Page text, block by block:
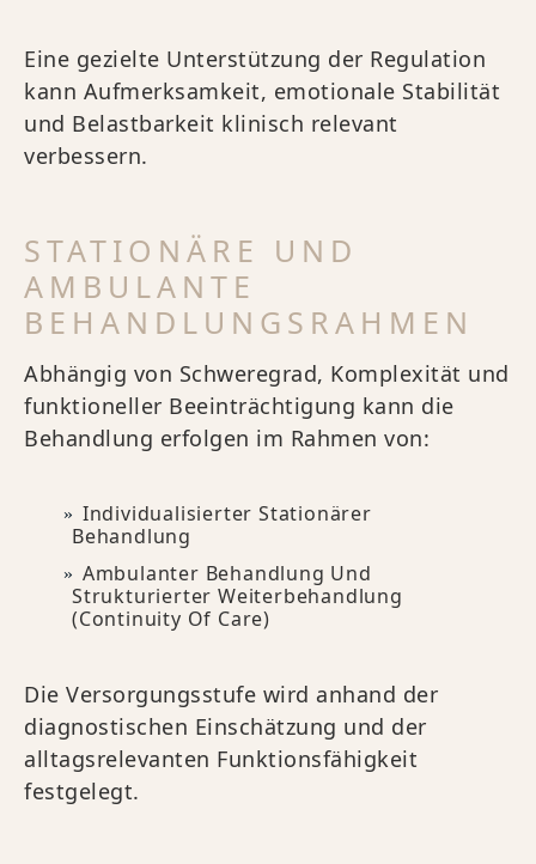
Eine gezielte Unterstützung der Regulation
kann Aufmerksamkeit, emotionale Stabilität
und Belastbarkeit klinisch relevant
verbessern.
STATIONÄRE UND
AMBULANTE
BEHANDLUNGSRAHMEN
Abhängig von Schweregrad, Komplexität und
funktioneller Beeinträchtigung kann die
Behandlung erfolgen im Rahmen von:
Individualisierter Stationärer
Behandlung
Ambulanter Behandlung Und
Strukturierter Weiterbehandlung
(Continuity Of Care)
Die Versorgungsstufe wird anhand der
diagnostischen Einschätzung und der
alltagsrelevanten Funktionsfähigkeit
festgelegt.